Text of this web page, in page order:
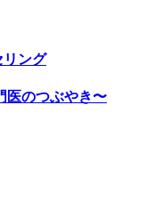
リング
のつぶやき〜